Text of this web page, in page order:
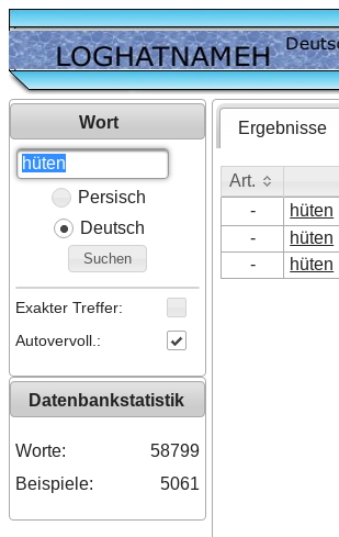
Wort
Persisch
Deutsch
Suchen
Exakter Treffer:
Autovervoll.:
Datenbankstatistik
Worte:
58799
Beispiele:
5061
Ergebnisse
Art.
- hüten
-
hüten
-
hüten